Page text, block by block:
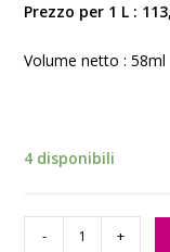
Prezzo per 1 L :
Volume netto : 58ml
4 disponibili
- +